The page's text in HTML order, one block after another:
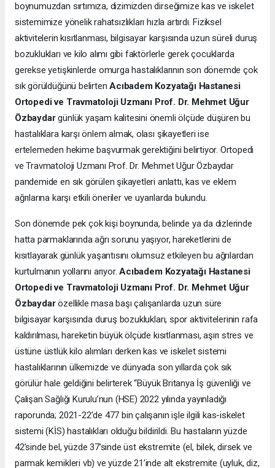
boynumuzdan sırtımıza, dizimizden dirseğimize kas ve iskelet
sistemimize yönelik rahatsızlıkları hızla artırdı. Fiziksel
aktivitelerin kısıtlanması, bilgisayar karşısında uzun süreli duruş
bozuklukları ve kilo alımı gibi faktörlerle gerek çocuklarda
gerekse yetişkinlerde omurga hastalıklarının son dönemde çok
sık görüldüğünü belirtenAcıbadem Kozyatağı Hastanesi
Ortopedi ve Travmatoloji Uzmanı Prof. Dr. Mehmet Uğur
Özbaydargünlük yaşam kalitesini önemli ölçüde düşüren bu
hastalıklara karşı önlem almak, olası şikayetleri ise
ertelemeden hekime başvurmak gerektiğini belirtiyor. Ortopedi
ve Travmatoloji Uzmanı Prof. Dr. Mehmet Uğur Özbaydar
pandemide en sık görülen şikayetleri anlattı, kas ve eklem
ağrılarına karşı etkili öneriler ve uyarılarda bulundu.
Son dönemde pek çok kişi boynunda, belinde ya da dizlerinde
hatta parmaklarında ağrı sorunu yaşıyor, hareketlerini de
kısıtlayarak günlük yaşantısını olumsuz etkileyen bu ağrılardan
kurtulmanın yollarını arıyor.Acıbadem Kozyatağı Hastanesi
Ortopedi ve Travmatoloji Uzmanı Prof. Dr. Mehmet Uğur
Özbaydarözellikle masa başı çalışanlarda uzun süre
bilgisayar karşısında duruş bozuklukları, spor aktivitelerinin rafa
kaldırılması, hareketin büyük ölçüde kısıtlanması, aşırı stres ve
üstüne üstlük kilo alımları derken kas ve iskelet sistemi
hastalıklarının ülkemizde ve dünyada son yıllarda çok sık
görülür hale geldiğini belirterek “Büyük Britanya İş güvenliği ve
Çalışan Sağlığı Kurulu’nun (HSE) 2022 yılında yayınladığı
raporunda; 2021-22’de 477 bin çalışanın işle ilgili kas-iskelet
sistemi (KİS) hastalıkları olduğu bildirildi. Bu hastaların yüzde
42’sinde bel, yüzde 37’sinde üst ekstremite (el, bilek, dirsek ve
parmak kemikleri vb) ve yüzde 21’inde alt ekstremite (uyluk, diz,